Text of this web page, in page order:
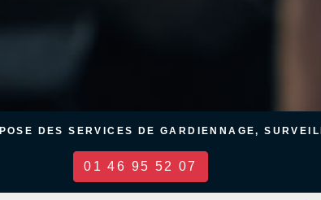
DES SERVICES DE GARDIENNAGE,
01 46 95 52 07